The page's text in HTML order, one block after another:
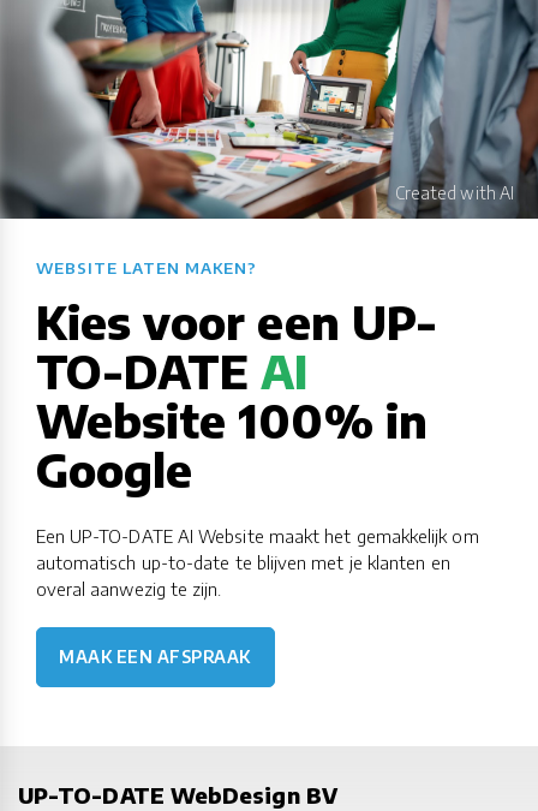
WEBSITE LATEN MAKEN?​​​​​​​​​​​​​​
Kies voor een UP-
TO-DATE AI
Website 100% in
Google
Een UP-TO-DATE AI Website maakt het gemakkelijk om
automatisch up-to-date te blijven met je klanten en
overal aanwezig te zijn.
MAAK EEN AFSPRAAK
UP-TO-DATE WebDesign BV